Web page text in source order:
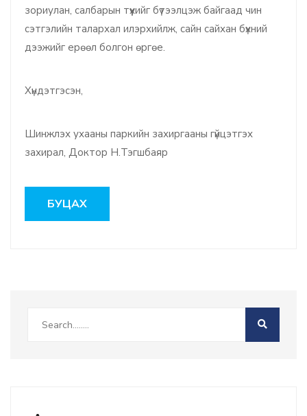
зориулан, салбарын түүхийг бүтээлцэж байгаад чин
сэтгэлийн талархал илэрхийлж, сайн сайхан бүхний
дээжийг ерөөл болгон өргөе.
Хүндэтгэсэн,
Шинжлэх ухааны паркийн захиргааны гүйцэтгэх
захирал, Доктор Н.Тэгшбаяр
БУЦАХ